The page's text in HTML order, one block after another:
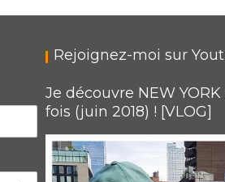
Rejoignez-moi sur
Je découvre NEW
fois (juin 2018) ! [VLOG]